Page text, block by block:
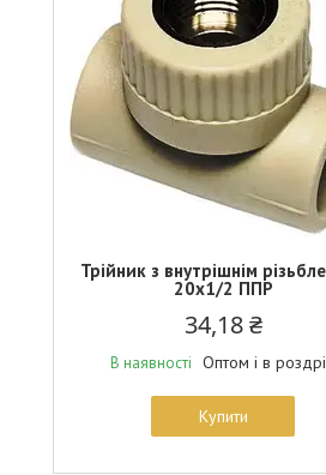
Трійник з внутрішнім
20х1/2 ППР
34,18 ₴
В наявності Оптом і в
Купити